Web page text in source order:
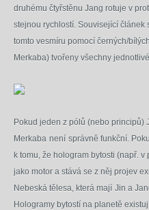
druhému čtyřstěnu Jang rotuje v
stejnou rychlostí. Související článek
tomto vesmíru pomocí černých/
Merkaba) tvořeny všechny
Pokud jeden z pólů (nebo principů)
Merkaba není správně funkční.
k tomu, že hologram bytosti (např.
jako motor a stává se z něj projev
Nebeská tělesa, která mají Jin a
Hologramy bytostí na planetě